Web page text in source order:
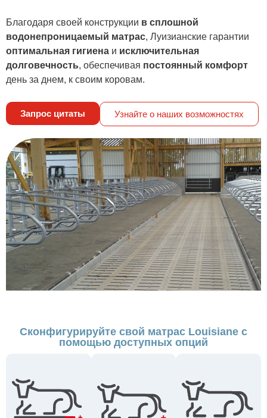
Благодаря своей конструкции в сплошной
водонепроницаемый матрас, Луизианские гарантии
оптимальная гигиена и исключительная
долговечность, обеспечивая постоянный комфорт
день за днем, к своим коровам.
Запрос цитаты Узнайте о наших возможностях
Сконфигурируйте свой матрас Louisiane с
помощью доступных опций